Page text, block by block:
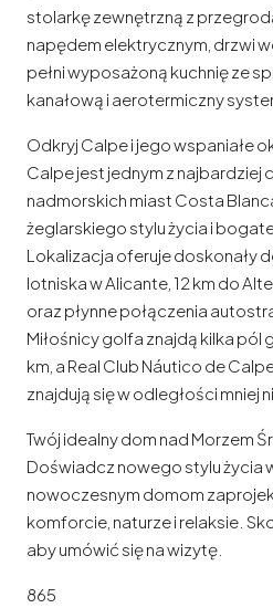
stolarkę zewnętrzną z
napędem elektrycznym, drzwi
pełni wyposażoną kuchnię ze
kanałową i aerotermiczny
Odkryj Calpe i jego wspaniałe
Calpe jest jednym z
nadmorskich miast Costa
żeglarskiego stylu życia i
Lokalizacja oferuje doskonały
lotniska w Alicante, 12 km do
oraz płynne połączenia
Miłośnicy golfa znajdą kilka pól
km, a Real Club Náutico de
znajdują się w odległości mniej
Twój idealny dom nad Morzem
Doświadcz nowego stylu życia
nowoczesnym domom
komforcie, naturze i relaksie.
aby umówić się na wizytę.
865